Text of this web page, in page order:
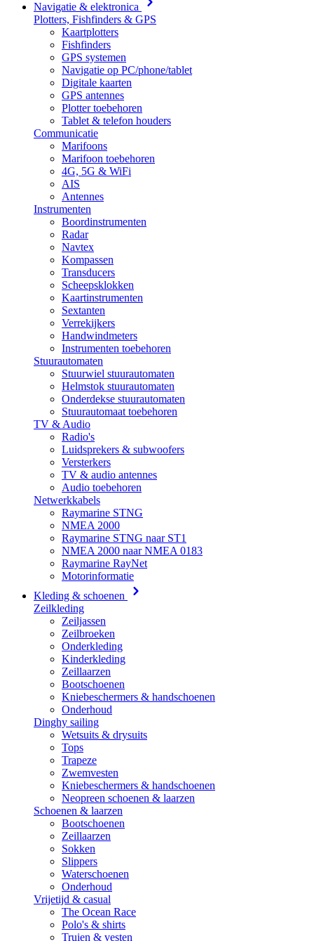
Navigatie & elektronica
Plotters, Fishfinders & GPS
Kaartplotters
Fishfinders
GPS systemen
Navigatie op PC/phone/tablet
Digitale kaarten
GPS antennes
Plotter toebehoren
Tablet & telefon houders
Communicatie
Marifoons
Marifoon toebehoren
4G, 5G & WiFi
AIS
Antennes
Instrumenten
Boordinstrumenten
Radar
Navtex
Kompassen
Transducers
Scheepsklokken
Kaartinstrumenten
Sextanten
Verrekijkers
Handwindmeters
Instrumenten toebehoren
Stuurautomaten
Stuurwiel stuurautomaten
Helmstok stuurautomaten
Onderdekse stuurautomaten
Stuurautomaat toebehoren
TV & Audio
Radio's
Luidsprekers & subwoofers
Versterkers
TV & audio antennes
Audio toebehoren
Netwerkkabels
Raymarine STNG
NMEA 2000
Raymarine STNG naar ST1
NMEA 2000 naar NMEA 0183
Raymarine RayNet
Motorinformatie
Kleding & schoenen
Zeilkleding
Zeiljassen
Zeilbroeken
Onderkleding
Kinderkleding
Zeillaarzen
Bootschoenen
Kniebeschermers & handschoenen
Onderhoud
Dinghy sailing
Wetsuits & drysuits
Tops
Trapeze
Zwemvesten
Kniebeschermers & handschoenen
Neopreen schoenen & laarzen
Schoenen & laarzen
Bootschoenen
Zeillaarzen
Sokken
Slippers
Waterschoenen
Onderhoud
Vrijetijd & casual
The Ocean Race
Polo's & shirts
Truien & vesten